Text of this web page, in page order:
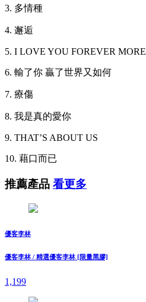
3. 多情種
4. 邂逅
5. I LOVE YOU FOREVER MORE
6. 輸了你 贏了世界又如何
7. 療傷
8. 我是真的愛你
9. THAT’S ABOUT US
10. 藉口而已
推薦產品 看更多
優客李林
優客李林 / 精選優客李林 [限量黑膠]
1,199